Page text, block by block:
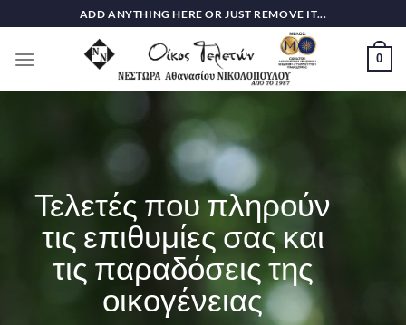
to
content
ADD ANYTHING HERE OR JUST REMOVE IT...
0
Τελετές που πληρούν
τις επιθυμίες σας και
τις παραδόσεις της
οικογένειας